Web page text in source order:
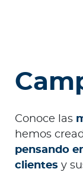
Ingresar a
Para
Para
Conoce las
hemos
pensando
clientes y